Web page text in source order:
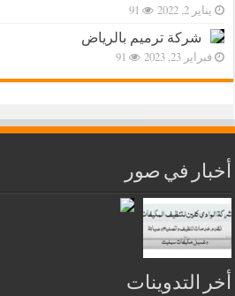
يناير 2, 2022 91
شركة ترميم بالرياض
فبراير 23, 2023 91
أخبار في صور
أخر التدوينات